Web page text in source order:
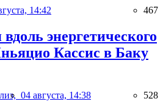
14:42 467
энергетического
Кассис в Баку
04 августа, 14:38 528